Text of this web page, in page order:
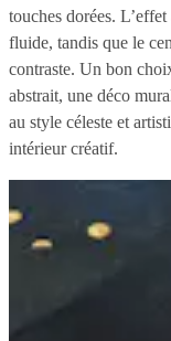
touches dorées.
fluide, tandis que le
contraste. Un bon
abstrait, une déco
au style céleste et
intérieur créatif.